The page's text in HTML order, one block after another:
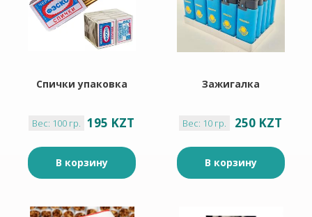
Спички упаковка
Вес: 100 гр. 195 KZT
В корзину
Зажигалка
Вес: 10 гр. 250 KZT
В корзину